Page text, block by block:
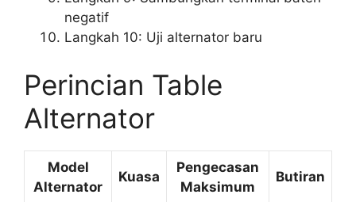
negatif
Langkah 10: Uji alternator baru
Perincian Table
Alternator
Model
Alternator
Kuasa
Pengecasan
Maksimum
Butiran